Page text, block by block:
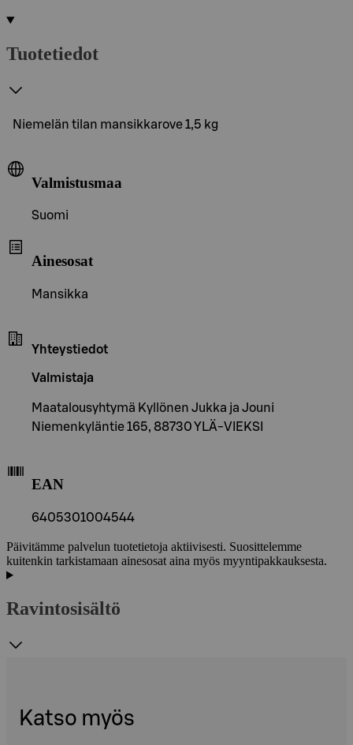
Tuotetiedot
Niemelän tilan mansikkarove 1,5 kg
Valmistusmaa
Suomi
Ainesosat
Mansikka
Yhteystiedot
Valmistaja
Maatalousyhtymä Kyllönen Jukka ja Jouni
Niemenkyläntie 165, 88730 YLÄ-VIEKSI
EAN
6405301004544
Päivitämme palvelun tuotetietoja aktiivisesti. Suosittelemme
kuitenkin tarkistamaan ainesosat aina myös myyntipakkauksesta.
Ravintosisältö
Katso myös